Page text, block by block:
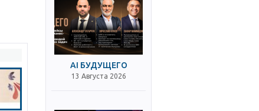
AI БУДУЩЕГО
13 Августа 2026